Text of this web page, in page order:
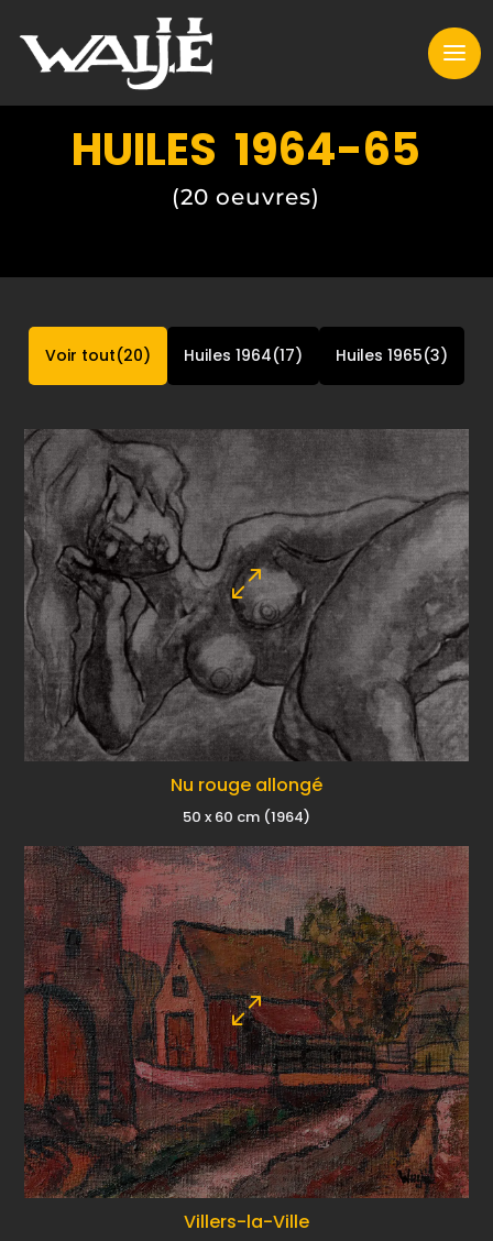
HUILES 1964-65
(20 oeuvres)
Voir tout 20 Huiles 1964 17 Huiles 1965 3
Nu rouge allongé
50 x 60 cm (1964)
Villers-la-Ville